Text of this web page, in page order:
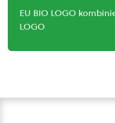
EU BIO LOGO
LOGO